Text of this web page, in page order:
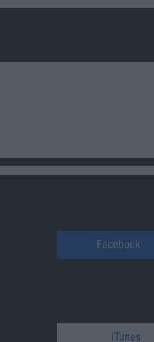
Facebook
iTunes